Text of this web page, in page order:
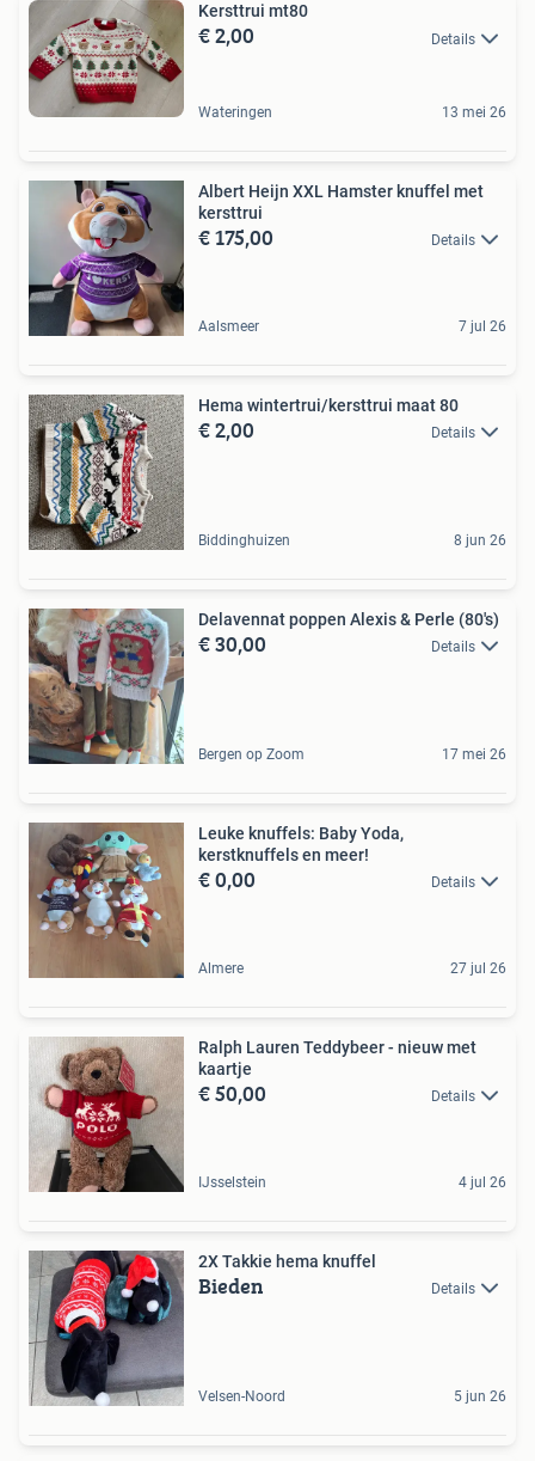
Kersttrui mt80
€ 2,00 Details
Wateringen 13 mei 26
Albert Heijn XXL Hamster knuffel met
kersttrui
€ 175,00 Details
Aalsmeer 7 jul 26
Hema wintertrui/kersttrui maat 80
€ 2,00 Details
Biddinghuizen 8 jun 26
Delavennat poppen Alexis & Perle (80's)
€ 30,00 Details
Bergen op Zoom 17 mei 26
Leuke knuffels: Baby Yoda,
kerstknuffels en meer!
€ 0,00 Details
Almere 27 jul 26
Ralph Lauren Teddybeer - nieuw met
kaartje
€ 50,00 Details
IJsselstein 4 jul 26
2X Takkie hema knuffel
Bieden Details
Velsen-Noord 5 jun 26